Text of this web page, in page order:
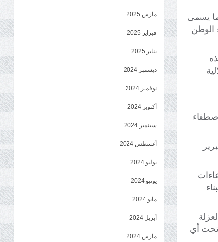
يسمى
الوطن
تحت أي
مارس 2025
فبراير 2025
يناير 2025
ديسمبر 2024
نوفمبر 2024
أكتوبر 2024
سبتمبر 2024
أغسطس 2024
يوليو 2024
يونيو 2024
مايو 2024
أبريل 2024
مارس 2024